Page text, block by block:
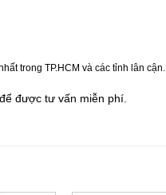
trong TP.HCM và các tỉnh lân cận.
để được tư vấn miễn phí.